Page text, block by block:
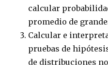
calcular
promedio de
Calcular e
pruebas de
de distribuciones